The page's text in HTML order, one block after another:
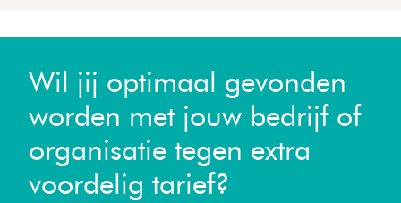
Wil jij optimaal gevonden
worden met jouw bedrijf of
organisatie tegen extra
voordelig tarief?